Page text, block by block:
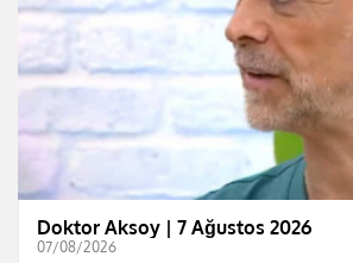
Doktor Aksoy | 7 Ağustos 2026
07/08/2026